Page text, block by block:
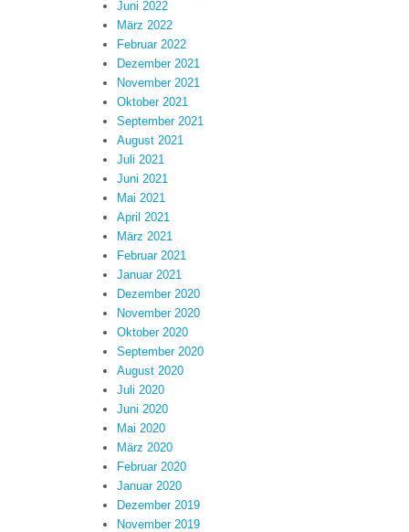
Juni 2022
März 2022
Februar 2022
Dezember 2021
November 2021
Oktober 2021
September 2021
August 2021
Juli 2021
Juni 2021
Mai 2021
April 2021
März 2021
Februar 2021
Januar 2021
Dezember 2020
November 2020
Oktober 2020
September 2020
August 2020
Juli 2020
Juni 2020
Mai 2020
März 2020
Februar 2020
Januar 2020
Dezember 2019
November 2019